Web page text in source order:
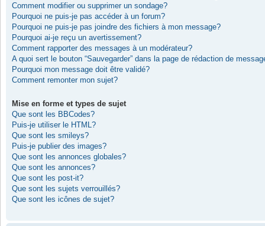
Comment modifier ou supprimer un sondage?
Pourquoi ne puis-je pas accéder à un forum?
Pourquoi ne puis-je pas joindre des fichiers à mon message?
Pourquoi ai-je reçu un avertissement?
Comment rapporter des messages à un modérateur?
A quoi sert le bouton “Sauvegarder” dans la page de rédaction de
Pourquoi mon message doit être validé?
Comment remonter mon sujet?
Mise en forme et types de sujet
Que sont les BBCodes?
Puis-je utiliser le HTML?
Que sont les smileys?
Puis-je publier des images?
Que sont les annonces globales?
Que sont les annonces?
Que sont les post-it?
Que sont les sujets verrouillés?
Que sont les icônes de sujet?